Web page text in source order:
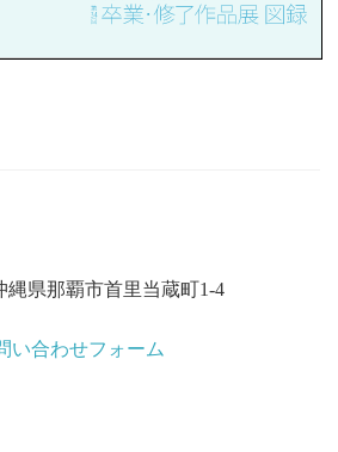
県那覇市首里当蔵町1-4
い合わせフォーム